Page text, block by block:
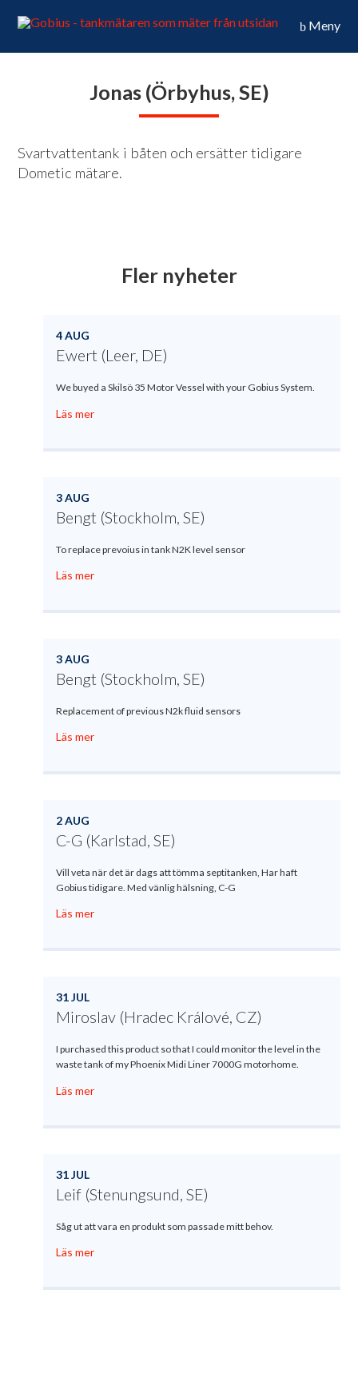
Meny
Jonas (Örbyhus, SE)
Svartvattentank i båten och ersätter tidigare
Dometic mätare.
Fler nyheter
4 AUG
Ewert (Leer, DE)
We buyed a Skilsö 35 Motor Vessel with your Gobius System.
Läs mer
3 AUG
Bengt (Stockholm, SE)
To replace prevoius in tank N2K level sensor
Läs mer
3 AUG
Bengt (Stockholm, SE)
Replacement of previous N2k fluid sensors
Läs mer
2 AUG
C-G (Karlstad, SE)
Vill veta när det är dags att tömma septitanken, Har haft
Gobius tidigare. Med vänlig hälsning, C-G
Läs mer
31 JUL
Miroslav (Hradec Králové, CZ)
I purchased this product so that I could monitor the level in the
waste tank of my Phoenix Midi Liner 7000G motorhome.
Läs mer
31 JUL
Leif (Stenungsund, SE)
Såg ut att vara en produkt som passade mitt behov.
Läs mer